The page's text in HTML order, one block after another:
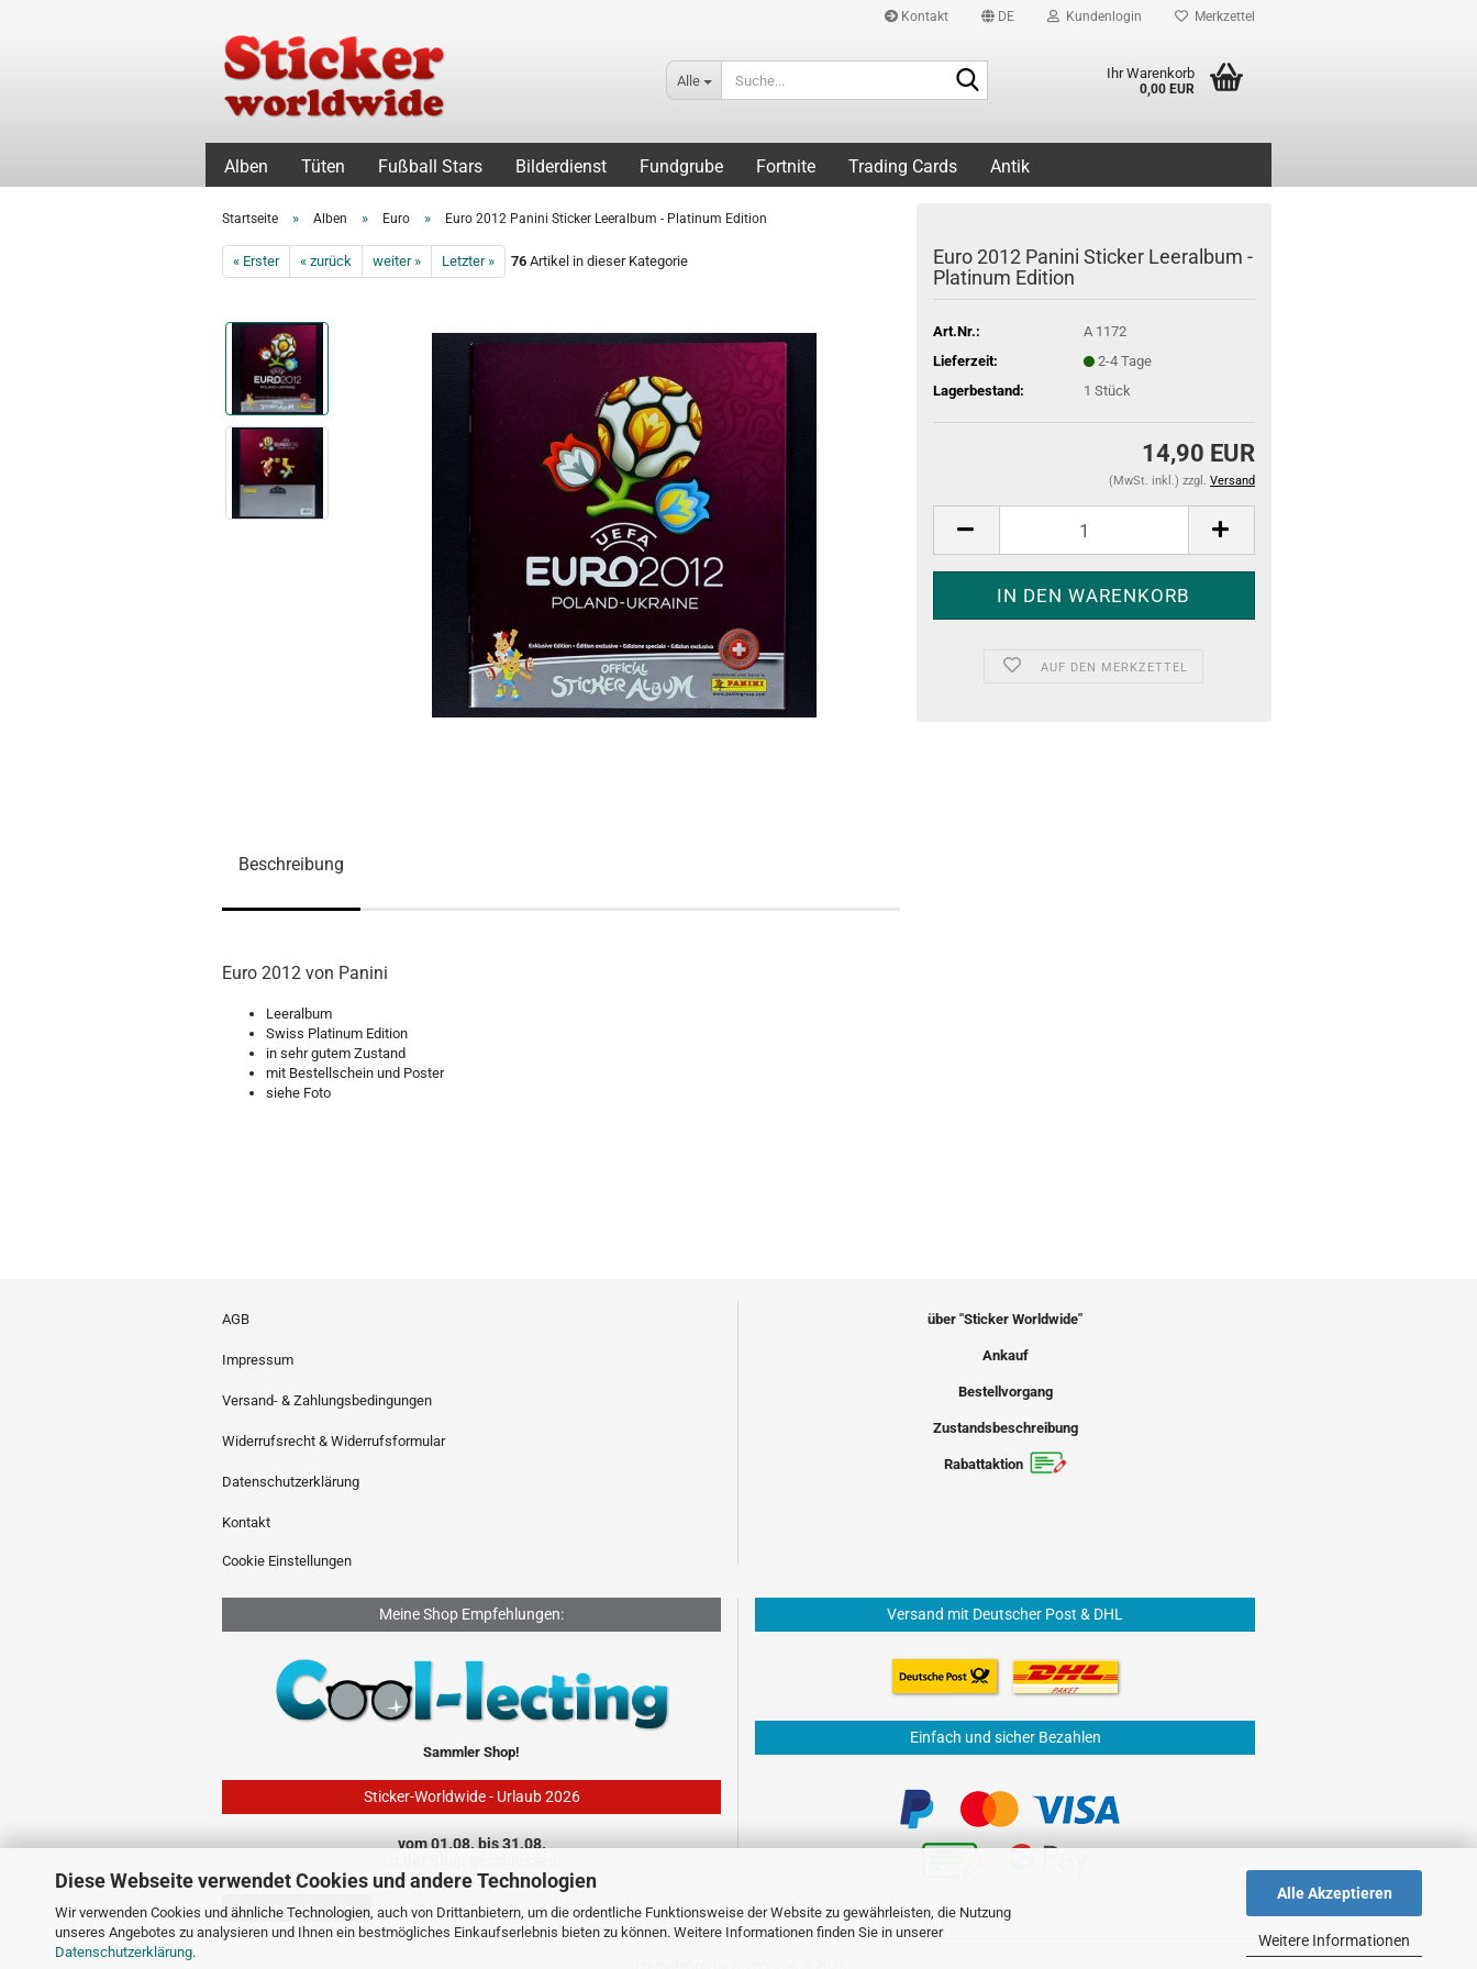
Diese Webseite verwendet Cookies und andere Technologien
Wir verwenden Cookies und ähnliche Technologien, auch von Drittanbietern, um die ordentliche Funktionsweise der Website zu gewährleisten, die Nutzung
unseres Angebotes zu analysieren und Ihnen ein bestmögliches Einkaufserlebnis bieten zu können. Weitere Informationen finden Sie in unserer
Datenschutzerklärung.
Alle Akzeptieren
Weitere Informationen
Kontakt DE Kundenlogin Merkzettel
Alle Ihr Warenkorb
0,00 EUR
Alben Tüten Fußball Stars Bilderdienst Fundgrube Fortnite Trading Cards Antik
Startseite » Alben » Euro » Euro 2012 Panini Sticker Leeralbum - Platinum Edition
« Erster « zurück weiter » Letzter » 76 Artikel in dieser Kategorie
Euro 2012 Panini Sticker Leeralbum -
Platinum Edition
Art.Nr.:
A 1172
Lieferzeit:
2-4 Tage
Lagerbestand:
1 Stück
14,90 EUR
(MwSt. inkl.) zzgl. Versand
AUF DEN MERKZETTEL
Beschreibung
Euro 2012 von Panini
Leeralbum
Swiss Platinum Edition
in sehr gutem Zustand
mit Bestellschein und Poster
siehe Foto
AGB
Impressum
Versand- & Zahlungsbedingungen
Widerrufsrecht & Widerrufsformular
Datenschutzerklärung
Kontakt
Cookie Einstellungen
über "Sticker Worldwide"
Ankauf
Bestellvorgang
Zustandsbeschreibung
Rabattaktion
Meine Shop Empfehlungen:
Sammler Shop!
Sticker-Worldwide - Urlaub 2026
vom 01.08. bis 31.08.
Versand mit Deutscher Post & DHL
Einfach und sicher Bezahlen
Vertrag widerrufen